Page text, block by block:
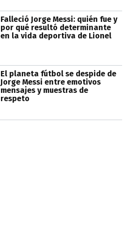
Falleció Jorge Messi: quién fue y
por qué resultó determinante
en la vida deportiva de Lionel
El planeta fútbol se despide de
Jorge Messi entre emotivos
mensajes y muestras de
respeto